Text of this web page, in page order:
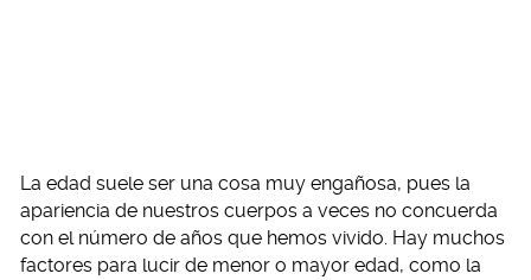
La edad suele ser una cosa muy engañosa, pues la
apariencia de nuestros cuerpos a veces no concuerda
con el número de años que hemos vivido. Hay muchos
factores para lucir de menor o mayor edad, como la